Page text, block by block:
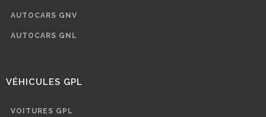
AUTOCARS GNV
AUTOCARS GNL
VÉHICULES GPL
VOITURES GPL